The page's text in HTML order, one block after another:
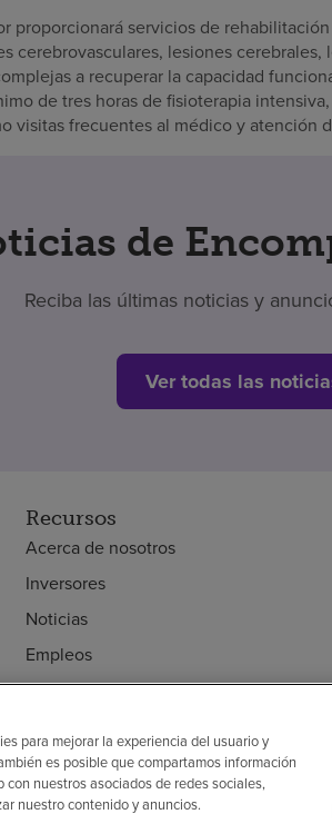
proporcionará servicios de
cerebrovasculares, lesiones
a recuperar la capacidad
de tres horas de fisioterapia
visitas frecuentes al médico y atención
de
Reciba las últimas noticias y
Ver todas las
Recursos
Acerca de nosotros
Inversores
Noticias
Empleos
Empleados
Aviso de no discriminaciónCumplimiento
para mejorar la experiencia del usuario y
es posible que compartamos información
nuestros asociados de redes sociales,
nuestro contenido y anuncios.